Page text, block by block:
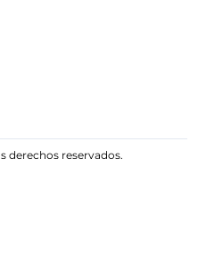
derechos reservados.